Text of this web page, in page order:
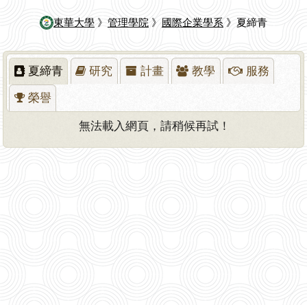
東華大學 》 管理學院 》 國際企業學系 》夏締青
夏締青 研究 計畫 教學 服務
榮譽
無法載入網頁，請稍候再試！